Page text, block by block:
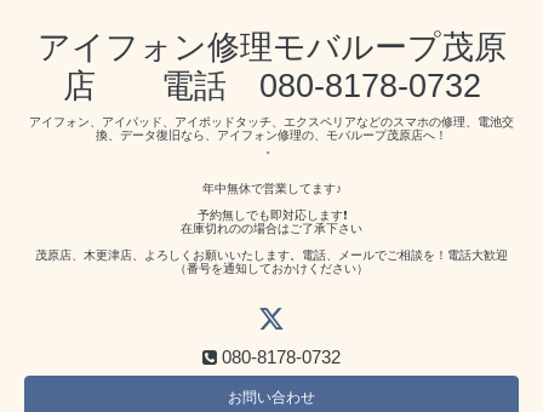
アイフォン修理モバループ茂原
店 電話 080-8178-0732
アイフォン、アイパッド、アイポッドタッチ、エクスペリアなどのスマホの修理、電池交
換、データ復旧なら、アイフォン修理の、モバループ茂原店へ！
年中無休で営業してます♪
予約無しでも即対応します❗️
在庫切れのの場合はご了承下さい
茂原店、木更津店、よろしくお願いいたします。電話、メールでご相談を！電話大歓迎
（番号を通知しておかけください）
080-8178-0732
お問い合わせ